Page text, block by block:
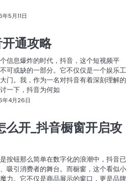
5月11日
通攻略
信息爆炸的时代，抖音，这个短视频平
可或缺的一部分。它不仅仅是一个娱乐工
门。我，作为一名对抖音有着深刻理解的
一下，抖音为何如
4月26日
么开_抖音橱窗开启攻
按钮那么简单在数字化的浪潮中，抖音已
吸引消费者的舞台。而橱窗，这个看似小
力。它不仅是商品展示的窗口，更是品牌